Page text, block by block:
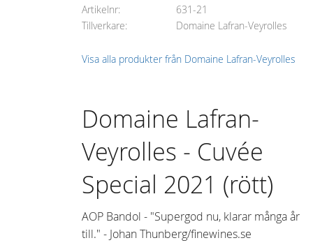
Artikelnr
631-21
Tillverkare
Domaine Lafran-Veyrolles
Visa alla produkter från Domaine Lafran-Veyrolles
Domaine Lafran-
Veyrolles - Cuvée
Special 2021 (rött)
AOP Bandol - "Supergod nu, klarar många år
till." - Johan Thunberg/finewines.se